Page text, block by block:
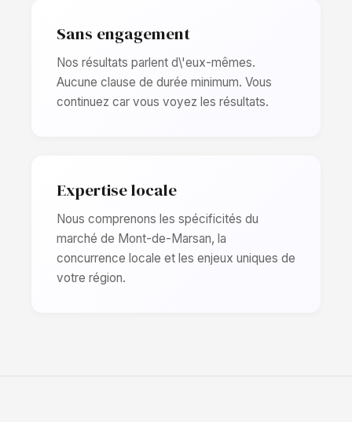
Sans engagement
Nos résultats parlent d\'eux-mêmes.
Aucune clause de durée minimum. Vous
continuez car vous voyez les résultats.
Expertise locale
Nous comprenons les spécificités du
marché de Mont-de-Marsan, la
concurrence locale et les enjeux uniques de
votre région.